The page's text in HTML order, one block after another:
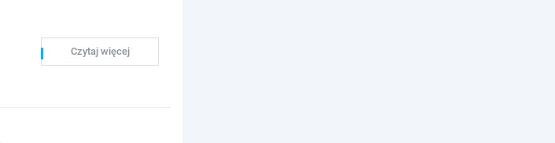
Czytaj więcej